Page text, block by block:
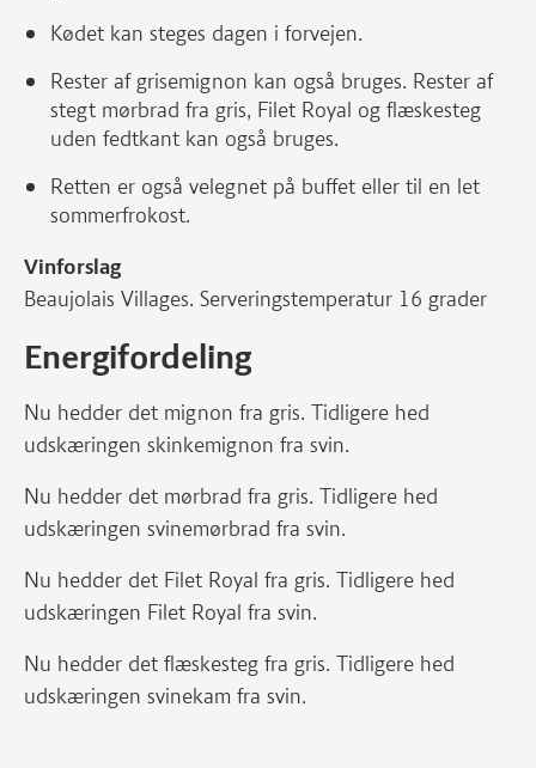
Kødet kan steges dagen i forvejen.
Rester af grisemignon kan også bruges. Rester af
stegt mørbrad fra gris, Filet Royal og flæskesteg
uden fedtkant kan også bruges.
Retten er også velegnet på buffet eller til en let
sommerfrokost.
Vinforslag
Beaujolais Villages. Serveringstemperatur 16 grader
Energifordeling
Nu hedder det mignon fra gris. Tidligere hed
udskæringen skinkemignon fra svin.
Nu hedder det mørbrad fra gris. Tidligere hed
udskæringen svinemørbrad fra svin.
Nu hedder det Filet Royal fra gris. Tidligere hed
udskæringen Filet Royal fra svin.
Nu hedder det flæskesteg fra gris. Tidligere hed
udskæringen svinekam fra svin.